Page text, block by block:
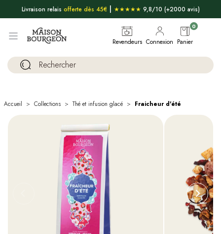
Livraison relais offerte dès 45€| ★★★★★ 9,8/10 (+2000 avis)
Revendeurs Connexion Panier
0
Accueil Collections Thé et infusion glacé Fraicheur d'été